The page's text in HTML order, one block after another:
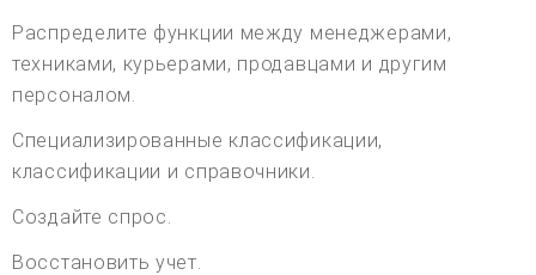
Распределите функции между менеджерами,
техниками, курьерами, продавцами и другим
персоналом.
Специализированные классификации,
классификации и справочники.
Создайте спрос.
Восстановить учет.